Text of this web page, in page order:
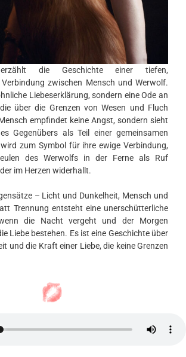
die Geschichte einer tiefen,
zwischen Mensch und Werwolf.
Liebeserklärung, sondern eine Ode an
über die Grenzen von Wesen und Fluch
empfindet keine Angst, sondern sieht
Gegenübers als Teil einer gemeinsamen
zum Symbol für ihre ewige Verbindung,
des Werwolfs in der Ferne als Ruf
im Herzen widerhallt.
– Licht und Dunkelheit, Mensch und
Trennung entsteht eine unerschütterliche
die Nacht vergeht und der Morgen
Liebe bestehen. Es ist eine Geschichte über
und die Kraft einer Liebe, die keine Grenzen